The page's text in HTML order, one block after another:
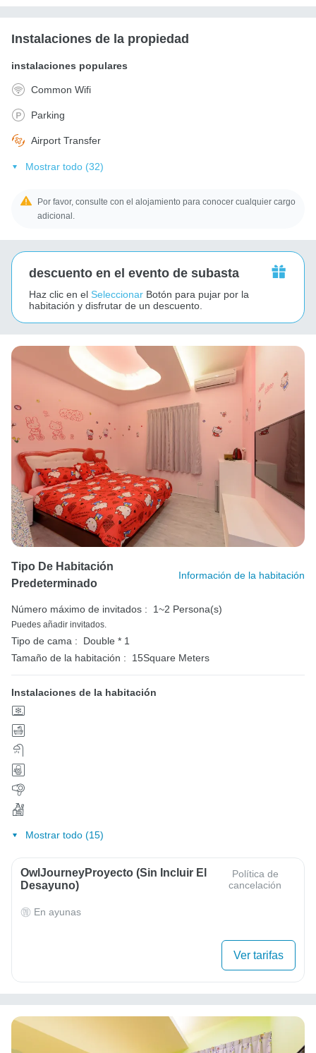
Instalaciones de la propiedad
instalaciones populares
Common Wifi
Parking
Airport Transfer
Mostrar todo (32)
Por favor, consulte con el alojamiento para conocer cualquier cargo
adicional.
descuento en el evento de subasta
Haz clic en el Seleccionar Botón para pujar por la
habitación y disfrutar de un descuento.
Tipo De Habitación
Predeterminado
Información de la habitación
Número máximo de invitados : 1~2 Persona(s)
Puedes añadir invitados.
Tipo de cama :
Double * 1
Tamaño de la habitación :
15Square Meters
Instalaciones de la habitación
Mostrar todo (15)
OwlJourneyProyecto (sin Incluir El
Desayuno)
Política de
cancelación
En ayunas
Ver tarifas